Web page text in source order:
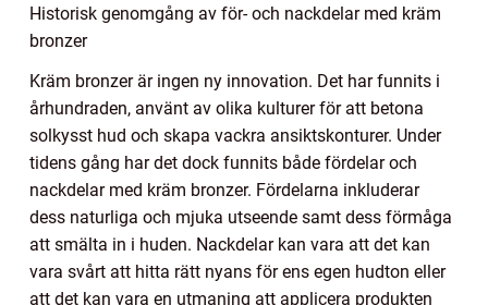
Historisk genomgång av för- och nackdelar med kräm
bronzer
Kräm bronzer är ingen ny innovation. Det har funnits i
århundraden, använt av olika kulturer för att betona
solkysst hud och skapa vackra ansiktskonturer. Under
tidens gång har det dock funnits både fördelar och
nackdelar med kräm bronzer. Fördelarna inkluderar
dess naturliga och mjuka utseende samt dess förmåga
att smälta in i huden. Nackdelar kan vara att det kan
vara svårt att hitta rätt nyans för ens egen hudton eller
att det kan vara en utmaning att applicera produkten